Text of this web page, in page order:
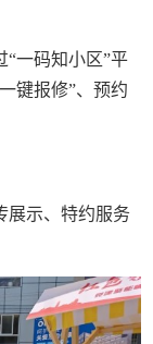
“一码知小区”平
键报修”、预约
展示、特约服务